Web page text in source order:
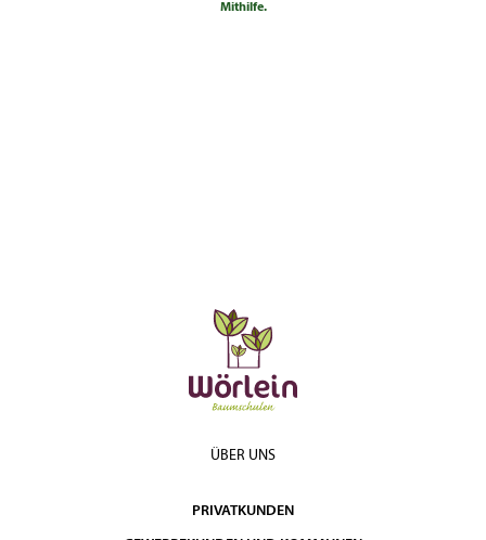
Mithilfe.
ÜBER UNS
PRIVATKUNDEN